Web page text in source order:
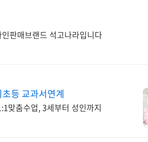
판매브랜드 석고나라입니다
등 교과서연계
맞춤수업, 3세부터 성인까지